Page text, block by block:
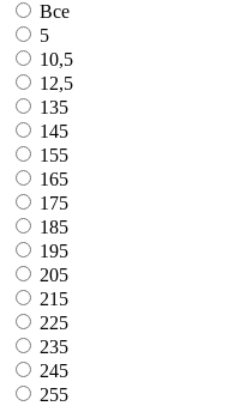
Все
5
10,5
12,5
135
145
155
165
175
185
195
205
215
225
235
245
255